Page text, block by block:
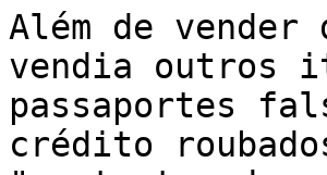
Além de
vendia outros
passaportes
crédito